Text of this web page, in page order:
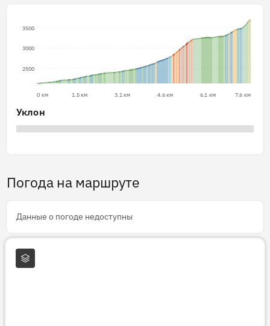
2500
3000
3500
0 км 1.5 км 3.1 км 4.6 км 6.1 км 7.6 км
Уклон
Погода на маршруте
Данные о погоде недоступны